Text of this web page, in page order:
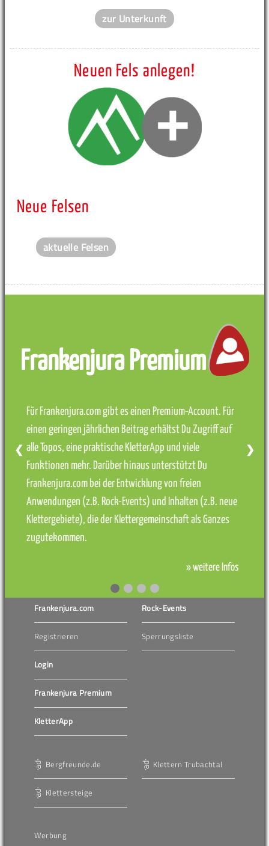
zur Unterkunft
Neuen Fels anlegen!
Neue Felsen
aktuelle Felsen
Frankenjura Premium
Für Frankenjura.com gibt es einen Premium-Account. Für
einen geringen jährlichen Beitrag erhältst Du Zugriff auf
alle Topos, eine praktische KletterApp und viele
Funktionen mehr. Darüber hinaus unterstützt Du
Frankenjura.com bei der Entwicklung von freien
Anwendungen (z.B. Rock-Events) und Inhalten (z.B. neue
Klettergebiete), die der Klettergemeinschaft als Ganzes
zugutekommen.
» weitere Infos
❮ ❯
Frankenjura.com
Registrieren
Login
Frankenjura Premium
KletterApp
Rock-Events
Sperrungsliste
Bergfreunde.de
Klettersteige
Klettern Trubachtal
Werbung